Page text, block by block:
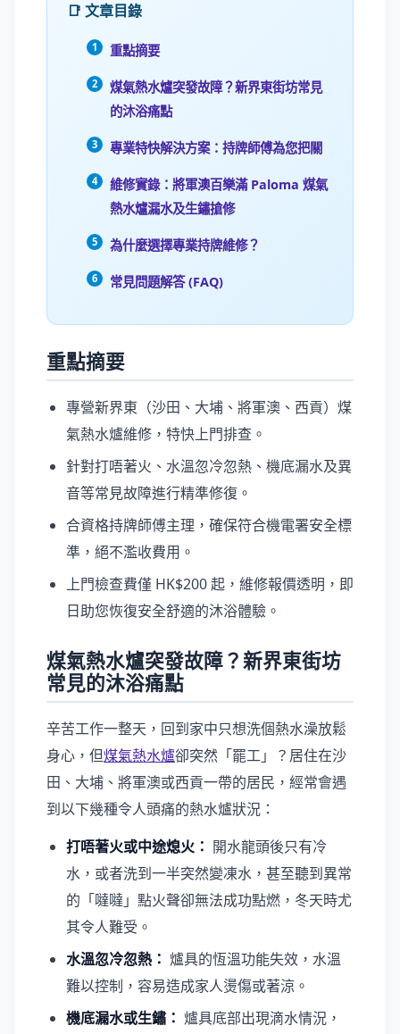
📑 文章目錄
重點摘要
煤氣熱水爐突發故障？新界東街坊常見
的沐浴痛點
專業特快解決方案：持牌師傅為您把關
維修實錄：將軍澳百樂滿 Paloma 煤氣
熱水爐漏水及生鏽搶修
為什麼選擇專業持牌維修？
常見問題解答 (FAQ)
重點摘要
專營新界東（沙田、大埔、將軍澳、西貢）煤
氣熱水爐維修，特快上門排查。
針對打唔著火、水溫忽冷忽熱、機底漏水及異
音等常見故障進行精準修復。
合資格持牌師傅主理，確保符合機電署安全標
準，絕不濫收費用。
上門檢查費僅 HK$200 起，維修報價透明，即
日助您恢復安全舒適的沐浴體驗。
煤氣熱水爐突發故障？新界東街坊
常見的沐浴痛點
辛苦工作一整天，回到家中只想洗個熱水澡放鬆
身心，但煤氣熱水爐卻突然「罷工」？居住在沙
田、大埔、將軍澳或西貢一帶的居民，經常會遇
到以下幾種令人頭痛的熱水爐狀況：
打唔著火或中途熄火： 開水龍頭後只有冷
水，或者洗到一半突然變凍水，甚至聽到異常
的「噠噠」點火聲卻無法成功點燃，冬天時尤
其令人難受。
水溫忽冷忽熱： 爐具的恆溫功能失效，水溫
難以控制，容易造成家人燙傷或著涼。
機底漏水或生鏽： 爐具底部出現滴水情況，